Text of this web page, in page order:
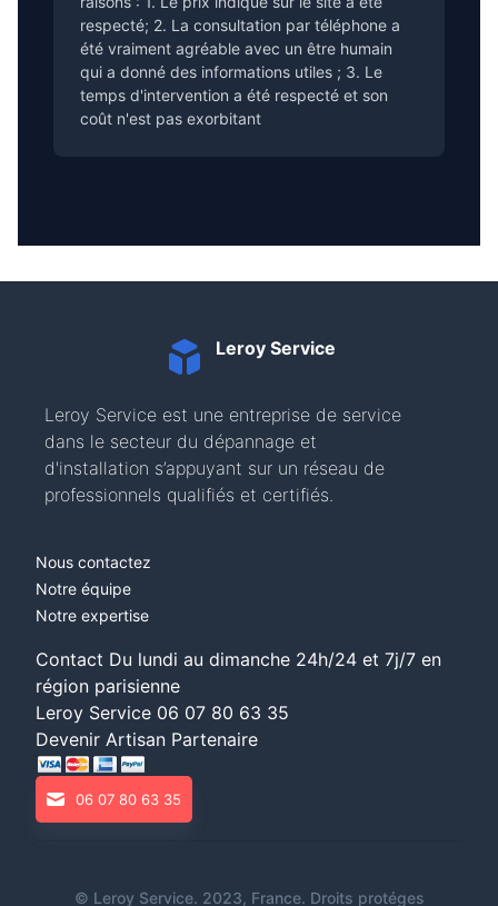
respecté; 2. La consultation par téléphone a
été vraiment agréable avec un être humain
qui a donné des informations utiles ; 3. Le
temps d'intervention a été respecté et son
coût n'est pas exorbitant
Leroy Service
Leroy Service est une entreprise de service
dans le secteur du dépannage et
d'installation s’appuyant sur un réseau de
professionnels qualifiés et certifiés.
Nous contactez
Notre équipe
Notre expertise
Contact Du lundi au dimanche 24h/24 et 7j/7 en
région parisienne
Leroy Service 06 07 80 63 35
Devenir Artisan Partenaire
06 07 80 63 35
© Leroy Service. 2023, France. Droits protéges